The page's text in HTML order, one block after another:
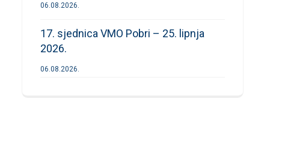
06.08.2026.
17. sjednica VMO Pobri – 25. lipnja
2026.
06.08.2026.